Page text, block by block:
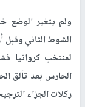
ولم يتغير الوضع
الشوط الثاني وقبل
لمنتخب كرواتيا
الحارس بعد تألق
ركلات الجزاء